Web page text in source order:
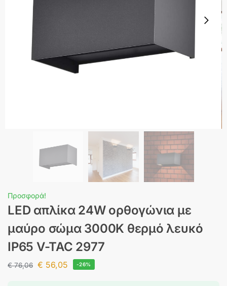
Προσφορά!
LED απλίκα 24W ορθογώνια με
μαύρο σώμα 3000K θερμό λευκό
IP65 V-TAC 2977
€76,06 € 56,05 -26%